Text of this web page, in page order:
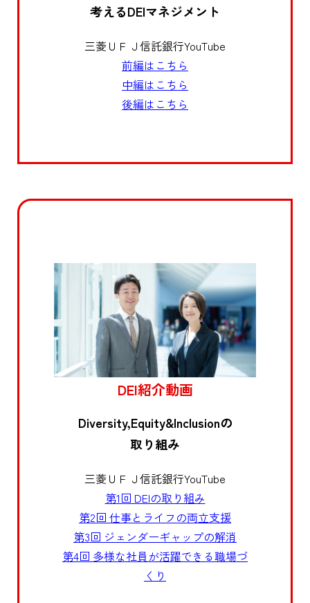
考えるDEIマネジメント
三菱ＵＦＪ信託銀行YouTube
前編はこちら
中編はこちら
後編はこちら
DEI紹介動画
Diversity,Equity&Inclusionの
取り組み
三菱ＵＦＪ信託銀行YouTube
第1回 DEIの取り組み
第2回 仕事とライフの両立支援
第3回 ジェンダーギャップの解消
第4回 多様な社員が活躍できる職場づ
くり